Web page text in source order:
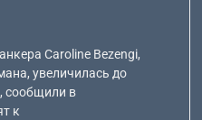
Caroline Bezengi,
увеличилась до
сообщили в
к